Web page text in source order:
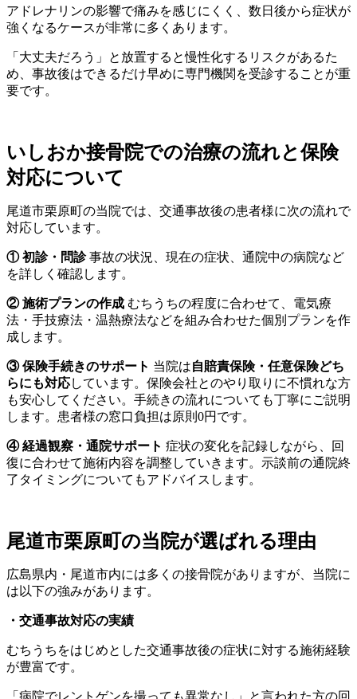
アドレナリンの影響で痛みを感じにくく、数日後から症状が
強くなるケースが非常に多くあります。
「大丈夫だろう」と放置すると慢性化するリスクがあるた
め、事故後はできるだけ早めに専門機関を受診することが重
要です。
いしおか接骨院での治療の流れと保険
対応について
尾道市栗原町の当院では、交通事故後の患者様に次の流れで
対応しています。
① 初診・問診事故の状況、現在の症状、通院中の病院など
を詳しく確認します。
② 施術プランの作成 むちうちの程度に合わせて、電気療
法・手技療法・温熱療法などを組み合わせた個別プランを作
成します。
③ 保険手続きのサポート 当院は自賠責保険・任意保険どち
らにも対応しています。保険会社とのやり取りに不慣れな方
も安心してください。手続きの流れについても丁寧にご説明
します。患者様の窓口負担は原則0円です。
④ 経過観察・通院サポート 症状の変化を記録しながら、回
復に合わせて施術内容を調整していきます。示談前の通院終
了タイミングについてもアドバイスします。
尾道市栗原町の当院が選ばれる理由
広島県内・尾道市内には多くの接骨院がありますが、当院に
は以下の強みがあります。
・交通事故対応の実績
むちうちをはじめとした交通事故後の症状に対する施術経験
が豊富です。
「病院でレントゲンを撮っても異常なし」と言われた方の回